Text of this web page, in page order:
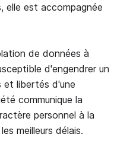
elle est accompagnée
de données à
d'engendrer un
et libertés d'une
communique la
personnel à la
meilleurs délais.